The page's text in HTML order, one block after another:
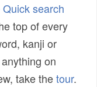
Quick search
top of every
kanji or
on
take thetour.